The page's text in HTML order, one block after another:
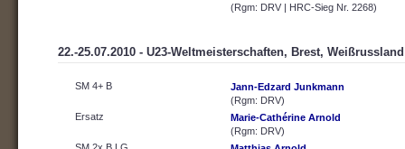
(Rgm: DRV | HRC-Sieg Nr. 2268)
22.-25.07.2010 - U23-Weltmeisterschaften, Brest, Weißrussland
SM 4+ B
Jann-Edzard Junkmann
(Rgm: DRV)
Ersatz
Marie-Cathérine Arnold
(Rgm: DRV)